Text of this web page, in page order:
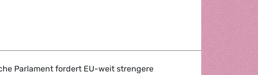
Zwangsarbeit
Parlament fordert EU-weit strengere